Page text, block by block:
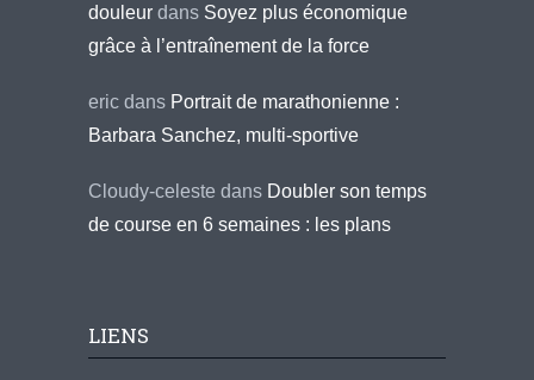
douleur dans Soyez plus économique
grâce à l’entraînement de la force
eric dans Portrait de marathonienne :
Barbara Sanchez, multi-sportive
Cloudy-celeste dans Doubler son temps
de course en 6 semaines : les plans
LIENS